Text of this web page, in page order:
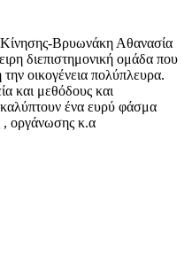
Βρυωνάκη Αθανασία
διεπιστημονική ομάδα που
την οικογένεια πολύπλευρα.
και μεθόδους και
ένα ευρύ φάσμα
, οργάνωσης κ.α